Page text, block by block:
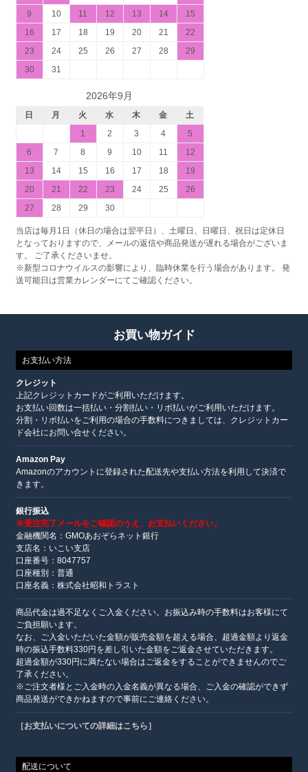
9 10 11 12 13 14
15
16
17 18 19 20 21
22
23
24 25 26 27 28
29
30
31
2026年9月
日 月 火 水 木 金
土
1
2 3 4
5
6
7 8 9 10 11
12
13
14 15 16 17 18
19
20
21 22 23 24 25
26
27
28 29 30
当店は毎月1日（休日の場合は翌平日）、土曜日、日曜日、祝日は定休日
となっておりますので、メールの返信や商品発送が遅れる場合がございま
す。 ご了承くださいませ。
※新型コロナウイルスの影響により、臨時休業を行う場合があります。 発
送可能日は営業カレンダーにてご確認ください。
お買い物ガイド
お支払い方法
クレジット
上記クレジットカードがご利用いただけます。
お支払い回数は一括払い・分割払い・リボ払いがご利用いただけます。
分割・リボ払いをご利用の場合の手数料につきましては、クレジットカー
ド会社にお問い合せください。
Amazon Pay
Amazonのアカウントに登録された配送先や支払い方法を利用して決済で
きます。
銀行振込
※受注完了メールをご確認のうえ、お支払いください。
金融機関名：GMOあおぞらネット銀行
支店名：いこい支店
口座番号：8047757
口座種別：普通
口座名義：株式会社昭和トラスト
商品代金は過不足なくご入金ください。お振込み時の手数料はお客様にて
ご負担願います。
なお、ご入金いただいた金額が販売金額を超える場合、超過金額より返金
時の振込手数料330円を差し引いた金額をご返金させていただきます。
超過金額が330円に満たない場合はご返金をすることができませんのでご
了承ください。
※ご注文者様とご入金時の入金名義が異なる場合、ご入金の確認ができず
商品発送ができかねますので事前にご連絡ください。
［お支払いについての詳細はこちら］
配送について